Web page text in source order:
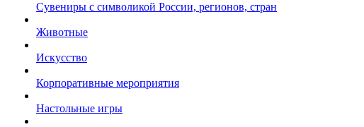
Сувениры с символикой России, регионов, стран
Животные
Искусство
Корпоративные мероприятия
Настольные игры